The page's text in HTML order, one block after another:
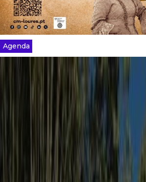
Agenda